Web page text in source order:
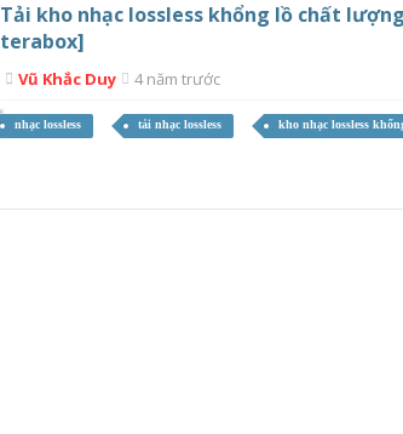
Tải kho nhạc lossless khổng lồ chất
terabox]
Vũ Khắc Duy 4 năm trước
nhạc lossless tải nhạc lossless kho nhạc lossless